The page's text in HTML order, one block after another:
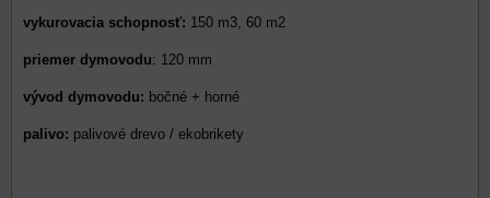
vykurovacia schopnosť: 150 m3, 60 m2
priemer dymovodu: 120 mm
vývod dymovodu: bočné + horné
palivo: palivové drevo / ekobrikety